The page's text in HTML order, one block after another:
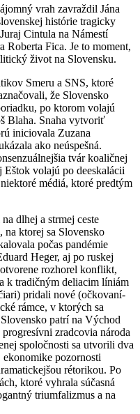
vrah zavraždil Jána
histórie tragicky
Cintula na Námestí
Fica. Je to moment,
život na Slovensku.
Smeru a SNS, ktoré
že Slovensko
po ktorom volajú
Blaha. Snaha vytvoriť
iniciovala Zuzana
ako neúspešná.
tvár koaličnej
volajú po deeskalácii
médiá, ktoré predtým
dlhej a strmej ceste
ktorej sa Slovensko
počas pandémie
Heger, aj po ruskej
rozhorel konflikt,
k tradičným deliacim líniám
pridali nové (očkovaní-
rámce, v ktorých sa
patrí na Východ
zradcovia národa
spoločnosti sa utvorili dva
pozornosti
rétorikou. Po
ktoré vyhrala súčasná
triumfalizmus a na